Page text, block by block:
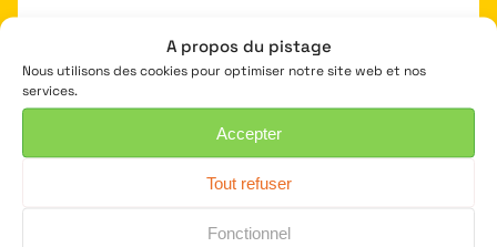
A propos du pistage
Nous utilisons des cookies pour optimiser notre site web et nos
services.
Accepter
Tout refuser
Fonctionnel
€90,00
Oorspronkelijke
prijs
was:
€ 90,00.
€63,00Huidige
prijs
is:
€ 63,00.
+